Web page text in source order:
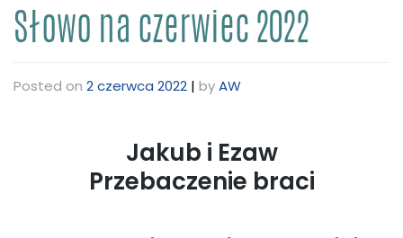
Słowo na czerwiec 2022
Posted on 2 czerwca 2022 | byAW
Jakub i Ezaw
Przebaczenie braci